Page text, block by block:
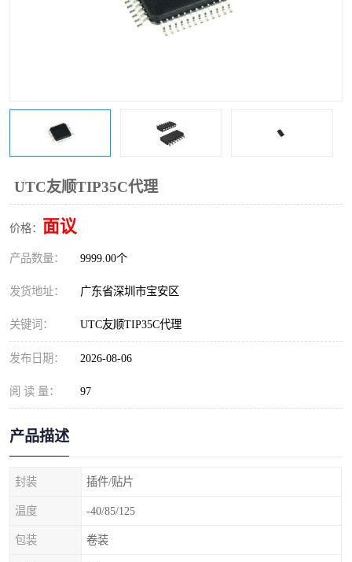
UTC友顺TIP35C代理
价格： 面议
产品数量： 9999.00个
发货地址： 广东省深圳市宝安区
关键词： UTC友顺TIP35C代理
发布日期： 2026-08-06
阅 读 量： 97
产品描述
封装 插件/贴片
温度 -40/85/125
包装 卷装
FT64F
FT61F022
FT61F021